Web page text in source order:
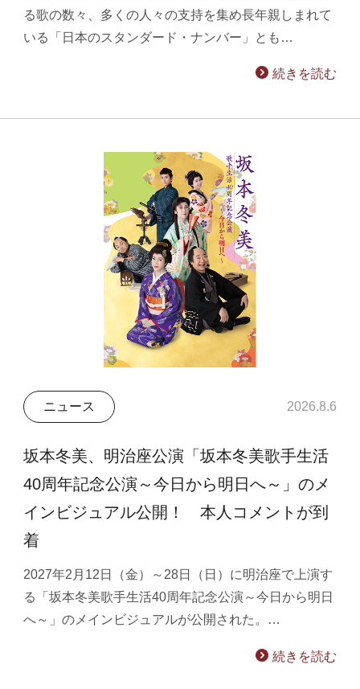
る歌の数々、多くの人々の支持を集め長年親しまれて
いる「日本のスタンダード・ナンバー」とも…
続きを読む
ニュース 2026.8.6
坂本冬美、明治座公演「坂本冬美歌手生活
40周年記念公演～今日から明日へ～」のメ
インビジュアル公開！ 本人コメントが到
着
2027年2月12日（金）～28日（日）に明治座で上演す
る「坂本冬美歌手生活40周年記念公演～今日から明日
へ～」のメインビジュアルが公開された。…
続きを読む